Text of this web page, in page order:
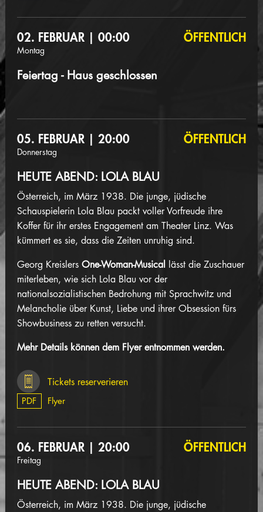
02. FEBRUAR | 00:00
Montag
ÖFFENTLICH
Feiertag - Haus geschlossen
05. FEBRUAR | 20:00
Donnerstag
ÖFFENTLICH
HEUTE ABEND: LOLA BLAU
Österreich, im März 1938. Die junge, jüdische
Schauspielerin Lola Blau packt voller Vorfreude ihre
Koffer für ihr erstes Engagement am Theater Linz. Was
kümmert es sie, dass die Zeiten unruhig sind.
Georg Kreislers One-Woman-Musical lässt die Zuschauer
miterleben, wie sich Lola Blau vor der
nationalsozialistischen Bedrohung mit Sprachwitz und
Melancholie über Kunst, Liebe und ihrer Obsession fürs
Showbusiness zu retten versucht.
Mehr Details können dem Flyer entnommen werden.
Tickets reserverieren
PDF Flyer
06. FEBRUAR | 20:00
Freitag
ÖFFENTLICH
HEUTE ABEND: LOLA BLAU
Österreich, im März 1938. Die junge, jüdische